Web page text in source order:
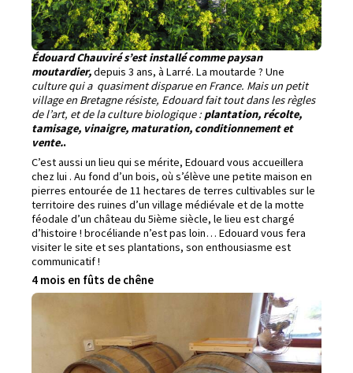
Édouard Chauviré s’est installé comme paysan
moutardier,depuis 3 ans, à Larré. La moutarde ? Une
culture qui a quasiment disparue en France. Mais un petit
village en Bretagne résiste, Edouard fait tout dans les règles
de l’art, et de la culture biologique : plantation, récolte,
tamisage, vinaigre, maturation, conditionnement et
vente..
C’est aussi un lieu qui se mérite, Edouard vous accueillera
chez lui . Au fond d’un bois, où s’élève une petite maison en
pierres entourée de 11 hectares de terres cultivables sur le
territoire des ruines d’un village médiévale et de la motte
féodale d’un château du 5ième siècle, le lieu est chargé
d’histoire ! brocéliande n’est pas loin… Edouard vous fera
visiter le site et ses plantations, son enthousiasme est
communicatif !
4 mois en fûts de chêne